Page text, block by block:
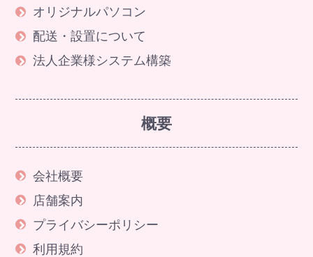
オリジナルパソコン
配送・設置について
法人企業様システム構築
概要
会社概要
店舗案内
プライバシーポリシー
利用規約